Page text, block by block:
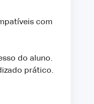
com
do aluno.
prático.